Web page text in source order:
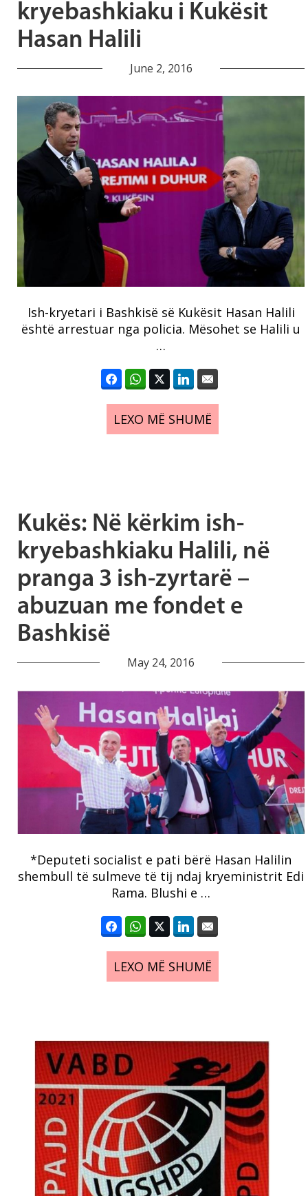
kryebashkiaku i Kukësit
Hasan Halili
June 2, 2016
Ish-kryetari i Bashkisë së Kukësit Hasan Halili
është arrestuar nga policia. Mësohet se Halili u
…
LEXO MË SHUMË
Kukës: Në kërkim ish-
kryebashkiaku Halili, në
pranga 3 ish-zyrtarë –
abuzuan me fondet e
Bashkisë
May 24, 2016
*Deputeti socialist e pati bërë Hasan Halilin
shembull të sulmeve të tij ndaj kryeministrit Edi
Rama. Blushi e …
LEXO MË SHUMË